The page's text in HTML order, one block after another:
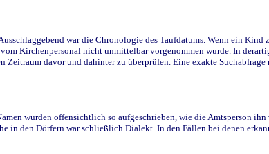
war die Chronologie des Taufdatums. Wenn ein
Kirchenpersonal nicht unmittelbar vorgenommen wurde. In
davor und dahinter zu überprüfen. Eine exakte
wurden offensichtlich so aufgeschrieben, wie die Amtsperson
in den Dörfern war schließlich Dialekt. In den Fällen bei denen